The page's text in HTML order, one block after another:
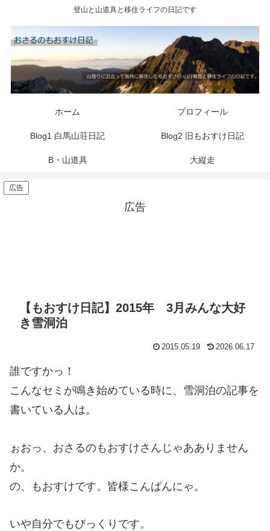
登山と山道具と移住ライフの日記です
ホーム プロフィール
Blog1 白馬山荘日記 Blog2 旧もおすけ日記
B・山道具 大縦走
広告
広告
【もおすけ日記】2015年 3月みんな大好
き雪洞泊
2015.05.19 2026.06.17
誰ですかっ！
こんなセミが鳴き始めている時に、雪洞泊の記事を
書いている人は。
ぉおっ、おさるのもおすけさんじゃあありません
か。
の、もおすけです。皆様こんばんにゃ。
いや自分でもびっくりです。